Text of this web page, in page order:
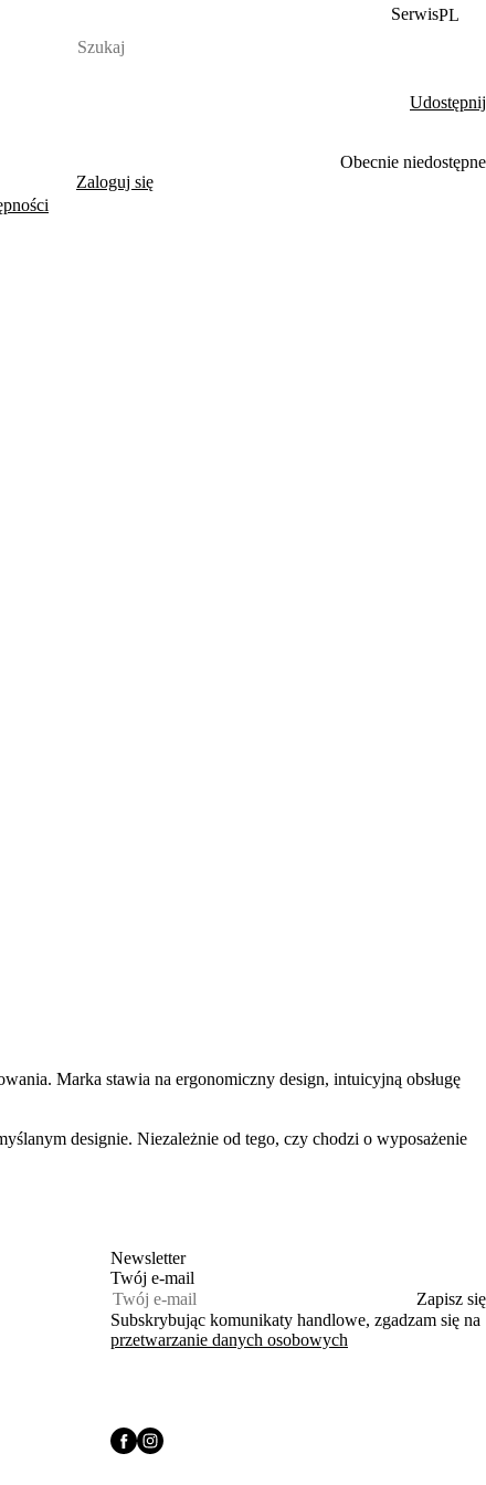
SerwisPL
Udostępnij
Obecnie niedostępne
Zaloguj się
Marka stawia na ergonomiczny design, intuicyjną obsługę
designie. Niezależnie od tego, czy chodzi o wyposażenie
Newsletter
Twój e‑mail
Zapisz się
Subskrybując komunikaty handlowe, zgadzam się na
przetwarzanie danych osobowych